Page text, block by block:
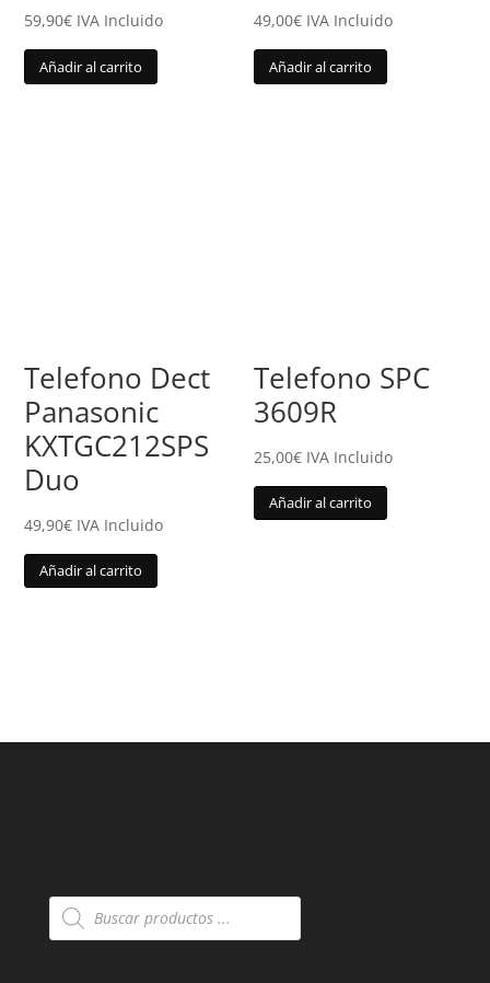
59,90€ IVA Incluido
Añadir al carrito
49,00€ IVA Incluido
Añadir al carrito
Telefono Dect
Panasonic
KXTGC212SPS
Duo
49,90€ IVA Incluido
Añadir al carrito
Telefono SPC
3609R
25,00€ IVA Incluido
Añadir al carrito
Búsqueda
de